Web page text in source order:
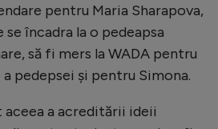
pentru Maria Sharapova,
încadra la o pedeapsa
să fi mers la WADA pentru
pedepsei și pentru Simona.
aceea a acreditării ideii